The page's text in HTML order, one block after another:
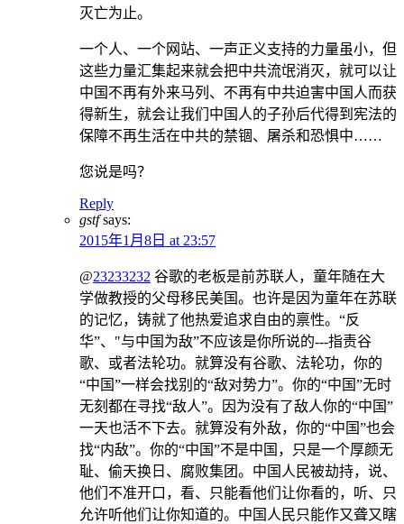
灭亡为止。
一个人、一个网站、一声正义支持的力量虽小，但
这些力量汇集起来就会把中共流氓消灭，就可以让
中国不再有外来马列、不再有中共迫害中国人而获
得新生，就会让我们中国人的子孙后代得到宪法的
保障不再生活在中共的禁锢、屠杀和恐惧中……
您说是吗？
Reply
gstf says:
2015年1月8日 at 23:57
@23233232 谷歌的老板是前苏联人，童年随在大
学做教授的父母移民美国。也许是因为童年在苏联
的记忆，铸就了他热爱追求自由的禀性。“反
华”、"与中国为敌”不应该是你所说的---指责谷
歌、或者法轮功。就算没有谷歌、法轮功，你的
“中国”一样会找别的“敌对势力”。你的“中国”无时
无刻都在寻找“敌人”。因为没有了敌人你的“中国”
一天也活不下去。就算没有外敌，你的“中国”也会
找“内敌”。你的“中国”不是中国，只是一个厚颜无
耻、偷天换日、腐败集团。中国人民被劫持，说、
他们不准开口，看、只能看他们让你看的，听、只
允许听他们让你知道的。中国人民只能作又聋又瞎